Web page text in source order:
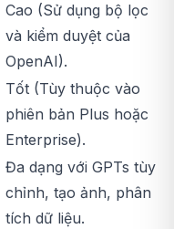
Cao (Sử dụng bộ lọc
và kiểm duyệt của
OpenAI).
Tốt (Tùy thuộc vào
phiên bản Plus hoặc
Enterprise).
Đa dạng với GPTs tùy
chỉnh, tạo ảnh, phân
tích dữ liệu.